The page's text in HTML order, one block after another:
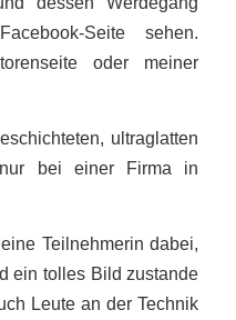
Seite sehen.
oder meiner
ultraglatten
bei einer Firma in
Teilnehmerin dabei,
ein tolles Bild zustande
Leute an der Technik